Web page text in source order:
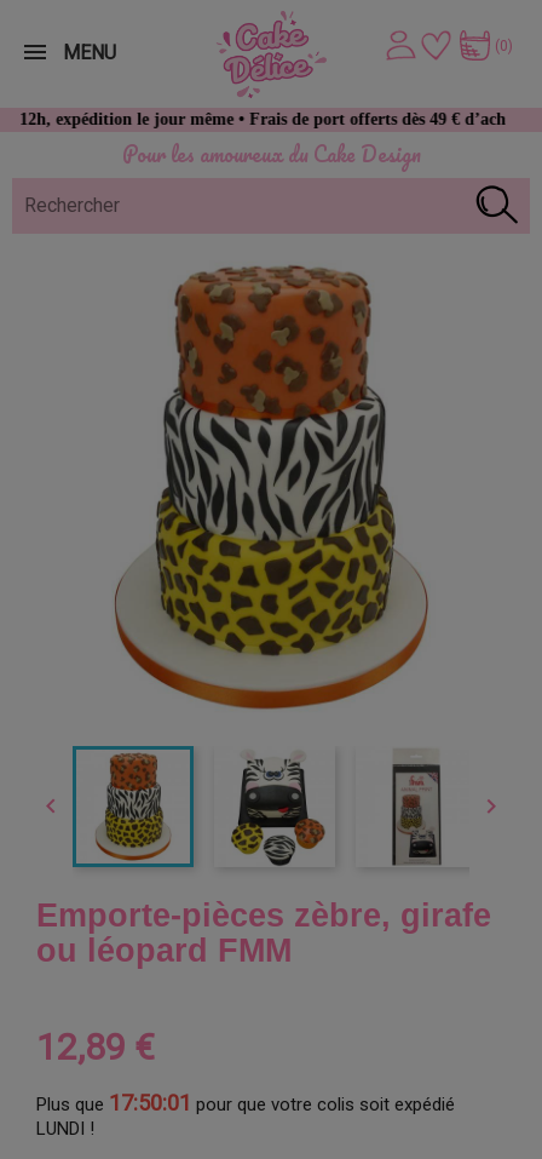
Pour les amoureux du Cake Design
le jour même • Frais de port offerts dès 49 € d’achat
(0)
MENU
 
Emporte-pièces zèbre, girafe
ou léopard FMM
12,89 €
Plus que 17:50:00 pour que votre colis soit expédié
LUNDI !